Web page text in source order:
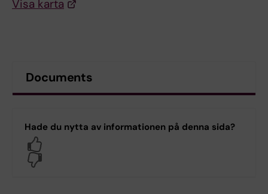
Visa karta
Documents
Hade du nytta av informationen på denna sida?